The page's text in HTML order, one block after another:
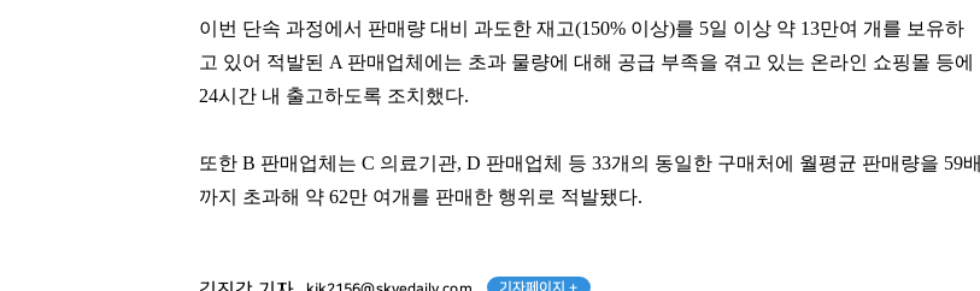
방준혁
[관련 기사]
넷마블
팬클럽 참여
윤웅섭
[관련 기사]
일동제약
팬클럽 참여
박진영
[관련 기사]
팬클럽 참여
권성준
[관련 기사]
팬클럽 참여
오세훈
[관련 기사]
팬클럽 참여
이번 단속 과정에서 판매량 대비 과도한 재고(150% 이상)를 5일 이상 약 13만여 개를 보유하
고 있어 적발된 A 판매업체에는 초과 물량에 대해 공급 부족을 겪고 있는 온라인 쇼핑몰 등에
24시간 내 출고하도록 조치했다.
또한 B 판매업체는 C 의료기관, D 판매업체 등 33개의 동일한 구매처에 월평균 판매량을 59배
까지 초과해 약 62만 여개를 판매한 행위로 적발됐다.
기자페이지 +